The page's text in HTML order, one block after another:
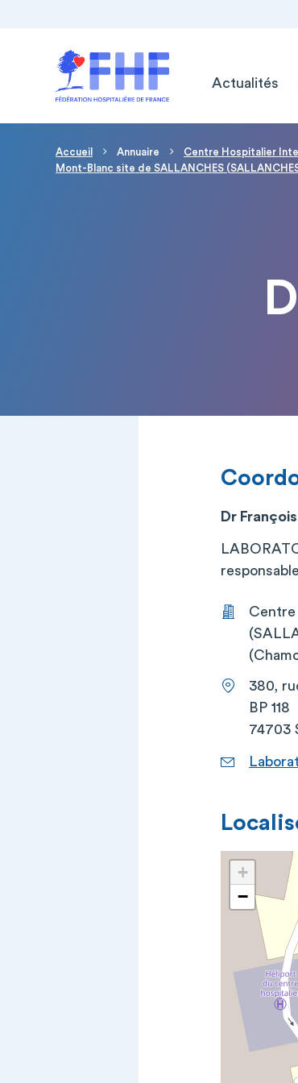
Actualités
Fil d'Ariane
Accueil Annuaire Centre Hospitalier
Mont-Blanc site de SALLANCHES
Dr
Centre
380,
BP 118
74703
+
−